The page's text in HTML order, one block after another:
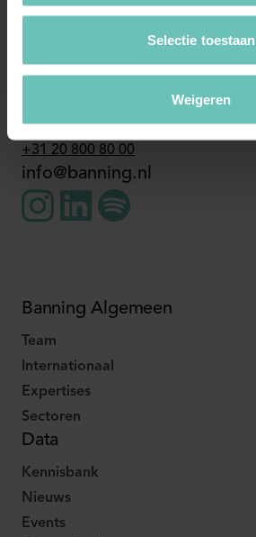
Selectie toestaan
Weigeren
5211 JG 's-Hertogenbosch
Amsterdam
James Wattstraat 100
1097 DM Amsterdam
+31 20 800 80 00
info@banning.nl
Banning Algemeen
Team
Internationaal
Expertises
Sectoren
Data
Kennisbank
Nieuws
Events